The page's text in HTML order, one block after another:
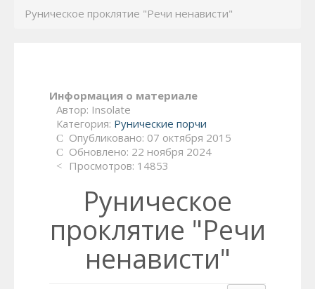
Руническое проклятие "Речи ненависти"
Информация о материале
Автор: Insolate
Категория: Рунические порчи
Опубликовано: 07 октября 2015
Обновлено: 22 ноября 2024
Просмотров: 14853
Руническое
проклятие "Речи
ненависти"